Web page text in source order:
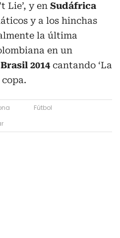
Lie’, y en Sudáfrica
y a los hinchas
la última
en un
Brasil 2014 cantando ‘La
Fútbol